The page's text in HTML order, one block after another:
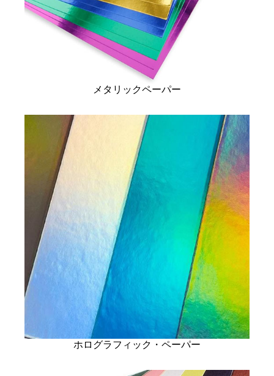
メタリックペーパー
ホログラフィック・ペーパー